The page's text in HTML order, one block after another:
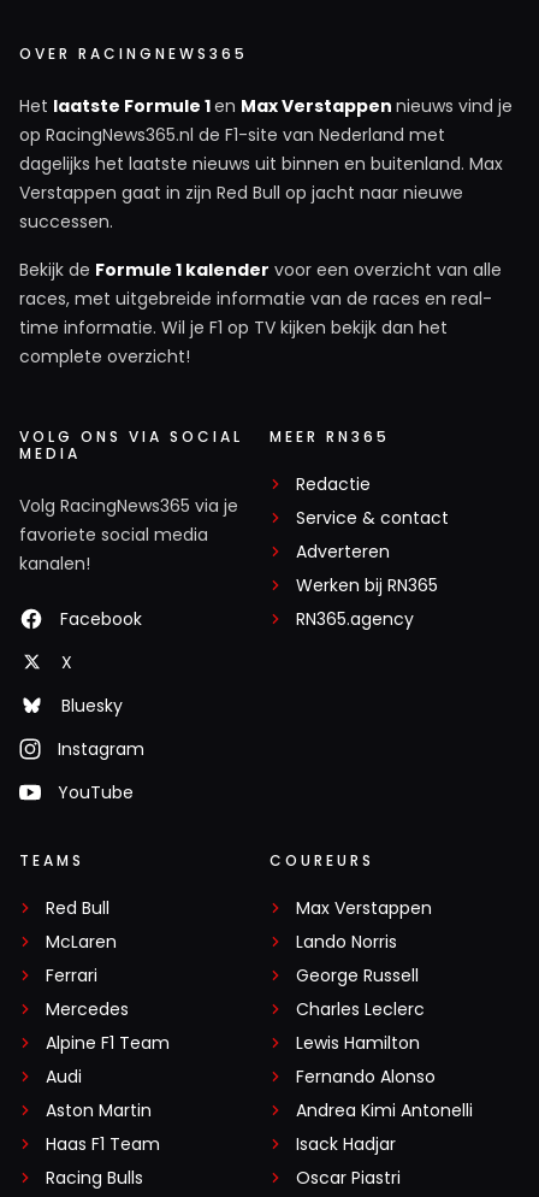
OVER RACINGNEWS365
Het laatste Formule 1en Max Verstappen nieuws vind je
op RacingNews365.nl de F1-site van Nederland met
dagelijks het laatste nieuws uit binnen en buitenland. Max
Verstappen gaat in zijn Red Bull op jacht naar nieuwe
successen.
Bekijk de Formule 1 kalender voor een overzicht van alle
races, met uitgebreide informatie van de races en real-
time informatie. Wil je F1 op TV kijken bekijk dan het
complete overzicht!
VOLG ONS VIA SOCIAL
MEDIA
Volg RacingNews365 via je
favoriete social media
kanalen!
Facebook
X
Bluesky
Instagram
YouTube
MEER RN365
Redactie
Service & contact
Adverteren
Werken bij RN365
RN365.agency
TEAMS
Red Bull
McLaren
Ferrari
Mercedes
Alpine F1 Team
Audi
Aston Martin
Haas F1 Team
Racing Bulls
COUREURS
Max Verstappen
Lando Norris
George Russell
Charles Leclerc
Lewis Hamilton
Fernando Alonso
Andrea Kimi Antonelli
Isack Hadjar
Oscar Piastri